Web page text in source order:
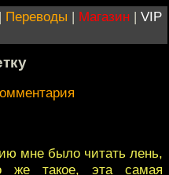
| Переводы | Магазин | VIP
мне было читать лень,
же такое, эта самая